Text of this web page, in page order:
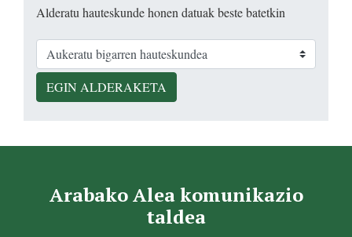
Alderatu hauteskunde honen datuak beste batetkin
EGIN ALDERAKETA
Arabako Alea komunikazio
taldea